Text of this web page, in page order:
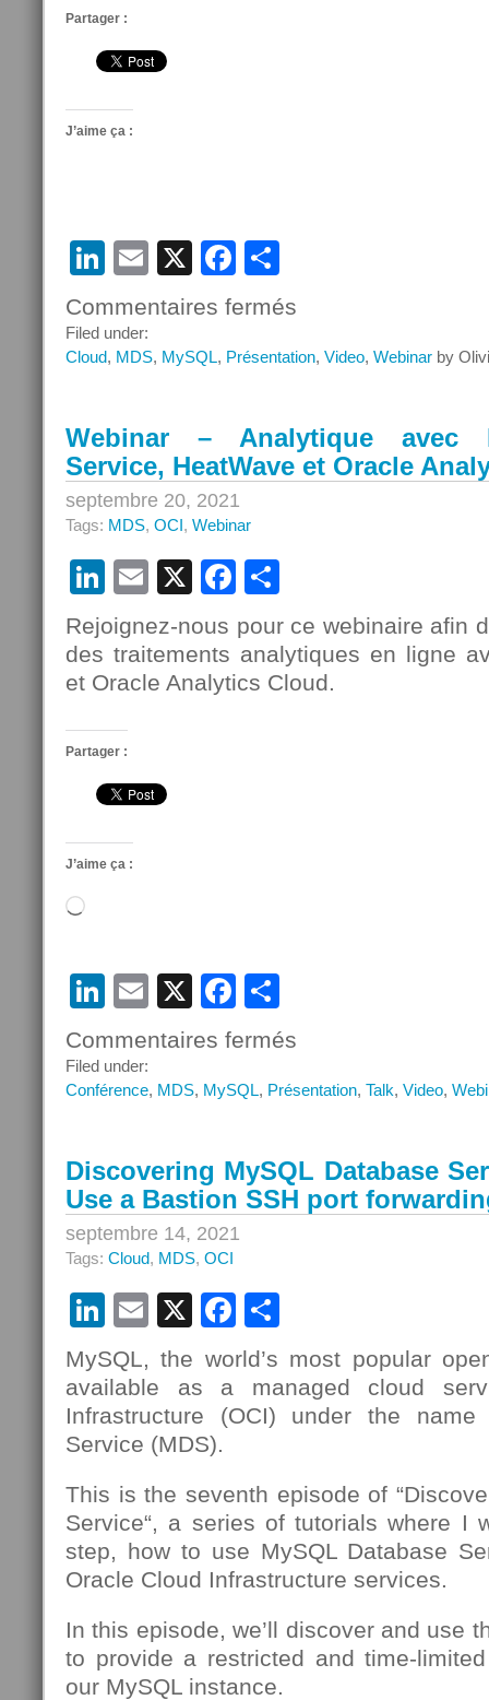
Partager :
J’aime ça :
LinkedIn
Email
X Facebook
Commentaires fermés
Cloud
Filed under:
Cloud, MDS, MySQL, Présentation, Video, Webinar by
Webinar – Analytique avec
Service, HeatWave et Oracle
septembre 20, 2021
Tags: MDS, OCI, Webinar
LinkedIn
Email
X Facebook
Rejoignez-nous pour ce webinaire afin
des traitements analytiques en ligne
et Oracle Analytics Cloud.
Partager :
J’aime ça :
Chargement…
LinkedIn
Email
X Facebook
Commentaires fermés
Database
Service,
HeatWave
Filed under:
Conférence, MDS, MySQL, Présentation, Talk, Video,
Discovering MySQL Database
Use a Bastion SSH port
septembre 14, 2021
Tags: Cloud, MDS, OCI
LinkedIn
Email
X Facebook
MySQL, the world’s most popular
available as a managed cloud
Infrastructure (OCI) under the
Service (MDS).
This is the seventh episode of
Service“, a series of tutorials where I
step, how to use MySQL Database
Oracle Cloud Infrastructure services.
In this episode, we’ll discover and use
to provide a restricted and time-
our MySQL instance.